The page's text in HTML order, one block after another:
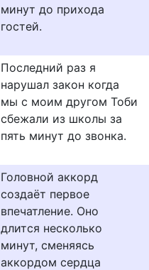
минут до прихода
гостей.
Последний раз я
нарушал закон когда
мы с моим другом Тоби
сбежали из школы за
пять минут до звонка.
Головной аккорд
создаёт первое
впечатление. Оно
длится несколько
минут, сменяясь
аккордом сердца